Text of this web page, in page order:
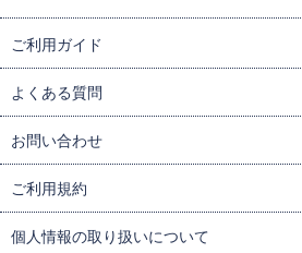
ご利用ガイド
よくある質問
お問い合わせ
ご利用規約
個人情報の取り扱いについて